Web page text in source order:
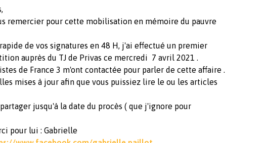
remercier pour cette mobilisation en mémoire du pauvre
de vos signatures en 48 H, j'ai effectué un premier
auprès du TJ de Privas ce mercredi 7 avril 2021 .
de France 3 m'ont contactée pour parler de cette affaire .
mises à jour afin que vous puissiez lire le ou les articles
jusqu'à la date du procès ( que j'ignore pour
pour lui : Gabrielle